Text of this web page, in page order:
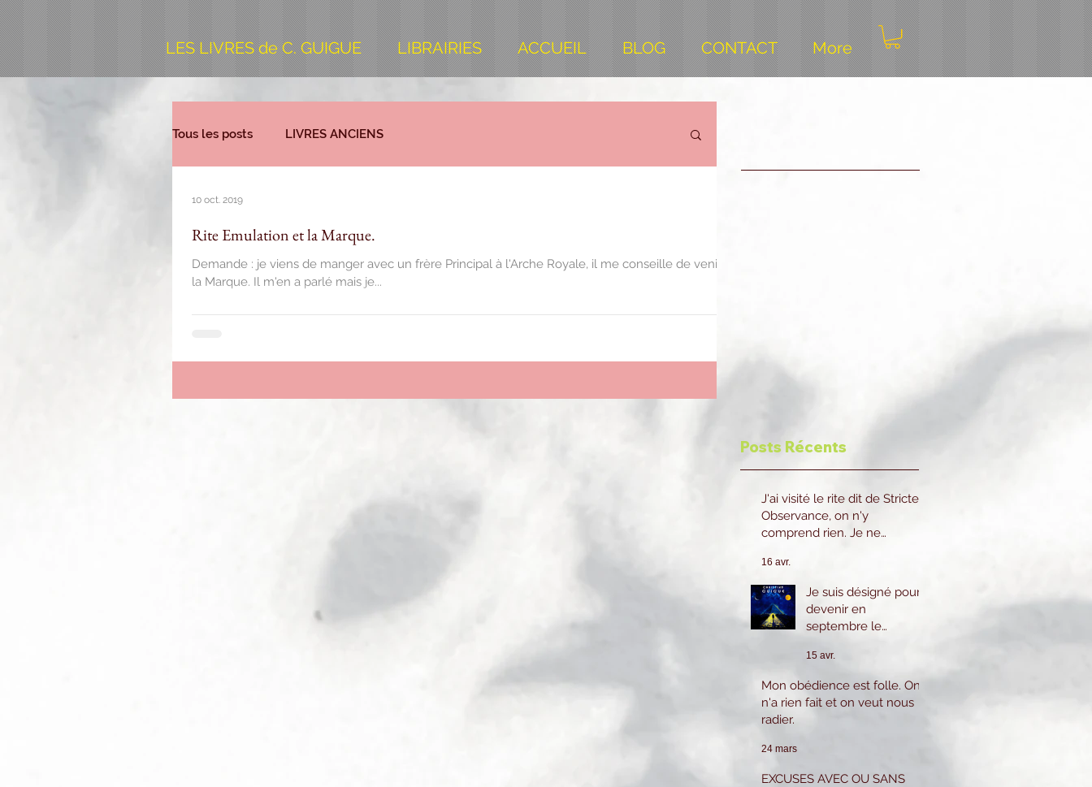
LES LIVRES de C. GUIGUE LIBRAIRIES ACCUEIL BLOG CONTACT More
Tous les posts LIVRES ANCIENS
Rite Emulation et la Marque.
Demande : je viens de manger avec un frère Principal à l'Arche Royale, il me conseille de venir à
la Marque. Il m'en a parlé mais je...
10 oct. 2019
Posts Récents
J'ai visité le rite dit de Stricte
Observance, on n'y
comprend rien. Je ne
16 avr.
Je suis désigné pour
devenir en
septembre le
Surveillant cela
m'inquiète beaucoup
car je n'ai pas le
savoir ni l'expérience
15 avr.
Mon obédience est folle. On
n'a rien fait et on veut nous
radier.
24 mars
EXCUSES AVEC OU SANS